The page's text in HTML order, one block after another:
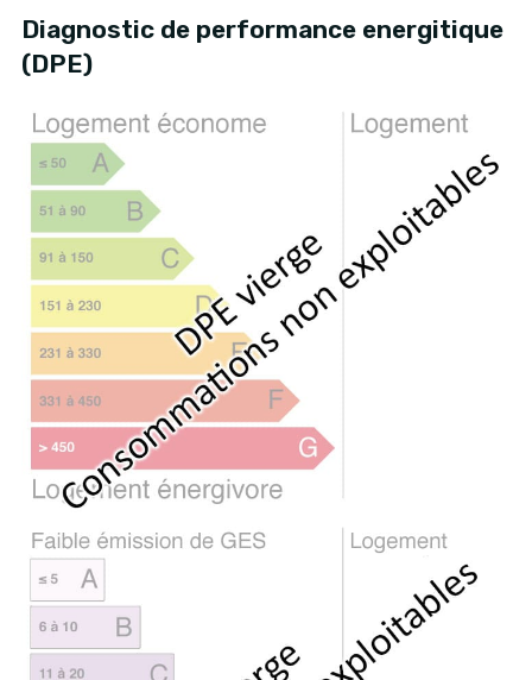
Diagnostic de performance energitique
(DPE)